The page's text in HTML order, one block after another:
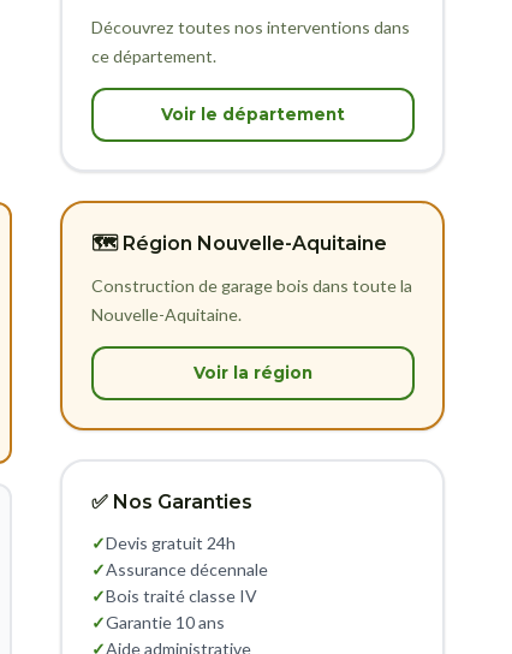
Découvrez toutes nos interventions dans
ce département.
Voir le département
🗺️ Région Nouvelle-Aquitaine
Construction de garage bois dans toute la
Nouvelle-Aquitaine.
Voir la région
✅ Nos Garanties
✓Devis gratuit 24h
✓Assurance décennale
✓Bois traité classe IV
✓Garantie 10 ans
✓Aide administrative